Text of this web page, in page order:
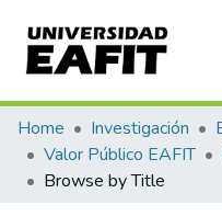
Communities & Collections
All of DSpace
Home Investigación
Valor Público EAFIT
Browse by Title